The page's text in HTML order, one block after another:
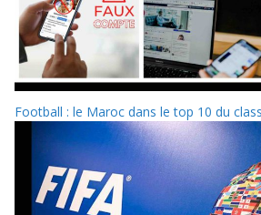
Football : le Maroc dans le top 10 du